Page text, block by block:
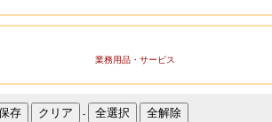
業務用品・サービス
-